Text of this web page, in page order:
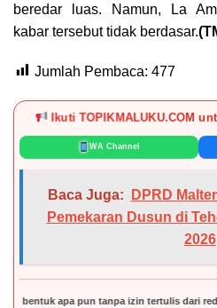
beredar luas. Namun, La
kabar tersebut tidak berdasar.
Jumlah Pembaca: 477
Ikuti TOPIKMALUKU.COM
WA Channel
Baca Juga:
DPRD
Pemekaran Dusun di
2026
tanpa izin tertulis dari redaksi